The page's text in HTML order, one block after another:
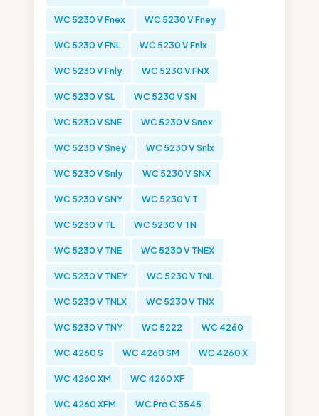
WC 5230 V Fnex WC 5230 V Fney
WC 5230 V FNL WC 5230 V Fnlx
WC 5230 V Fnly WC 5230 V FNX
WC 5230 V SL WC 5230 V SN
WC 5230 V SNE WC 5230 V Snex
WC 5230 V Sney WC 5230 V Snlx
WC 5230 V Snly WC 5230 V SNX
WC 5230 V SNY WC 5230 V T
WC 5230 V TL WC 5230 V TN
WC 5230 V TNE WC 5230 V TNEX
WC 5230 V TNEY WC 5230 V TNL
WC 5230 V TNLX WC 5230 V TNX
WC 5230 V TNY WC 5222 WC 4260
WC 4260 S WC 4260 SM WC 4260 X
WC 4260 XM WC 4260 XF
WC 4260 XFM WC Pro C 3545